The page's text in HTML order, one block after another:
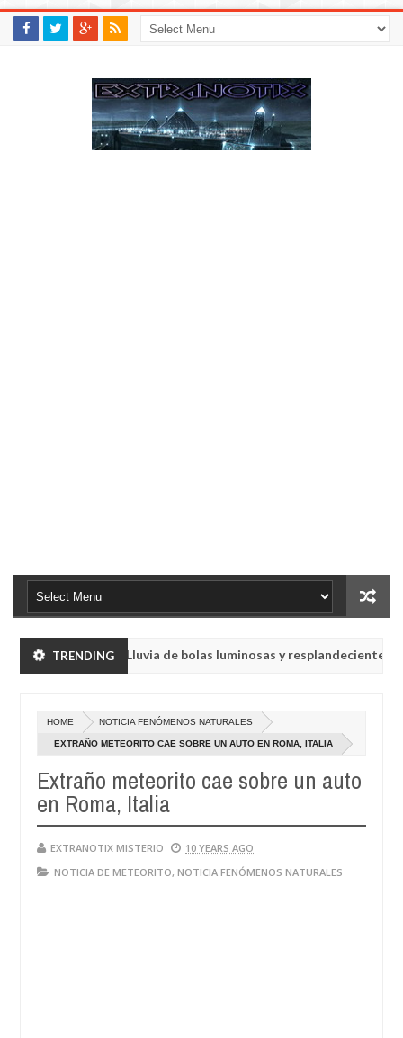
TRENDING
NOTICIA Lluvia de bolas luminosas y resplandecientes en Rusia
2024 4
NOTICIA Lluvia de bolas luminosas y resplandecientes en Rusia
emitir mensajes crípticos tras años de silencio
20244
NOTICIA
HOME NOTICIA FENÓMENOS NATURALES
EXTRAÑO METEORITO CAE SOBRE UN AUTO EN ROMA, ITALIA
Extraño meteorito cae sobre un auto
en Roma, Italia
EXTRANOTIX MISTERIO
10 YEARS AGO
NOTICIA DE METEORITO, NOTICIA FENÓMENOS NATURALES